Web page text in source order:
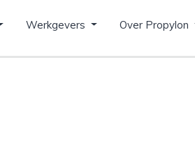
Werkgevers Over Propylon